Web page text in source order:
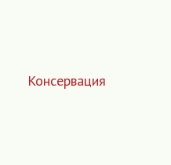
Консервация